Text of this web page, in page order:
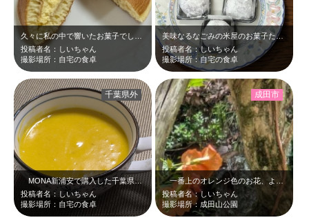
投稿者名：しいちゃん
撮影場所：自宅の食卓
美味なるなごみの米屋のお菓子たち☆こうやってお皿に並べるとかわいい☆
投稿者名：しいちゃん
撮影場所：自宅の食卓
MONA新浦安で購入した千葉県産のカボチャで作ったパンプキンスープ(^^♪千…
投稿者名：しいちゃん
撮影場所：自宅の食卓
千葉県外
投稿者名：しいちゃん
撮影場所：成田山公園
成田市